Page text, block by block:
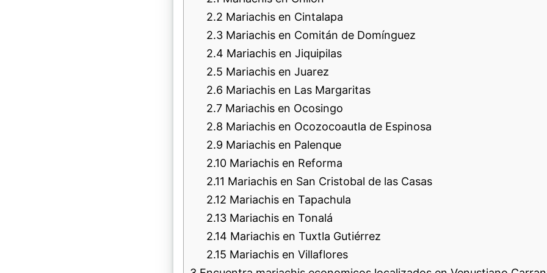
2.2 Mariachis en Cintalapa
2.3 Mariachis en Comitán de Domínguez
2.4 Mariachis en Jiquipilas
2.5 Mariachis en Juarez
2.6 Mariachis en Las Margaritas
2.7 Mariachis en Ocosingo
2.8 Mariachis en Ocozocoautla de Espinosa
2.9 Mariachis en Palenque
2.10 Mariachis en Reforma
2.11 Mariachis en San Cristobal de las Casas
2.12 Mariachis en Tapachula
2.13 Mariachis en Tonalá
2.14 Mariachis en Tuxtla Gutiérrez
2.15 Mariachis en Villaflores